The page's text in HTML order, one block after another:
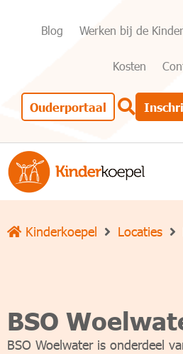
Blog Werken bij de
Kosten
Ouderportaal
Kinderkoepel Locaties
BSO
BSO Woelwater is onderdeel